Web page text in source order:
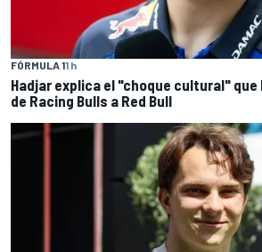
FÓRMULA 11 h
Hadjar explica el "choque cultural"
de Racing Bulls a Red Bull